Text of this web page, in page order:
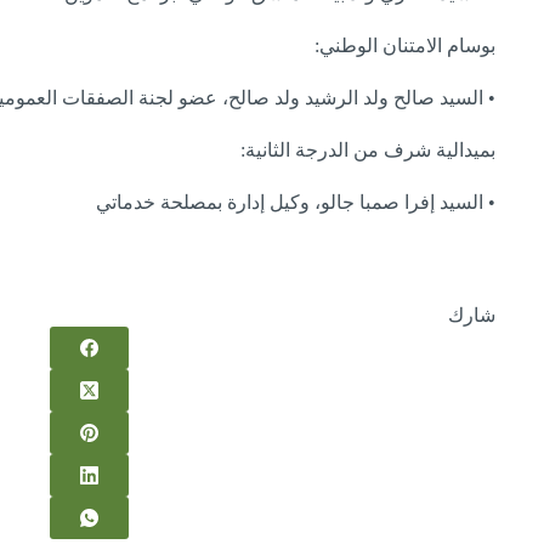
بوسام الامتنان الوطني:
• السيد صالح ولد الرشيد ولد صالح، عضو لجنة الصفقات
بميدالية شرف من الدرجة الثانية:
• السيد إفرا صمبا جالو، وكيل إدارة بمصلحة خدماتي
شارك